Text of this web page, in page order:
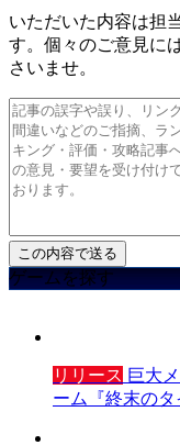
いただいた内容は担
す。個々のご意見に
さいませ。
ゲームを探す
リリース 巨大
ーム『終末のタ